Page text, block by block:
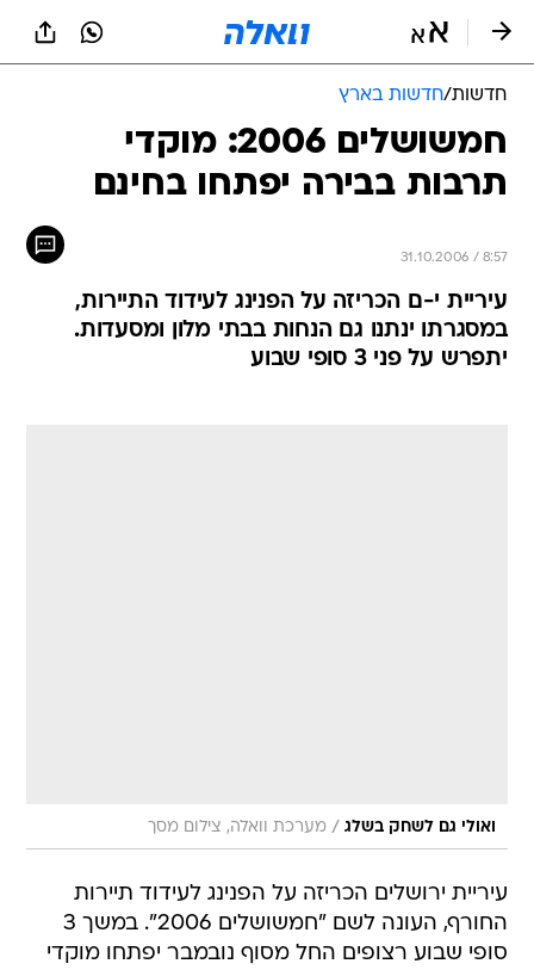
חדשות/חדשות בארץ
חמשושלים 2006: מוקדי
תרבות בבירה יפתחו בחינם
31.10.2006 / 8:57
עיריית י-ם הכריזה על הפנינג לעידוד התיירות,
במסגרתו ינתנו גם הנחות בבתי מלון ומסעדות.
יתפרש על פני 3 סופי שבוע
ואולי גם לשחק בשלג / מערכת וואלה, צילום מסך
עיריית ירושלים הכריזה על הפנינג לעידוד תיירות
החורף, העונה לשם "חמשושלים 2006". במשך 3
סופי שבוע רצופים החל מסוף נובמבר יפתחו מוקדי